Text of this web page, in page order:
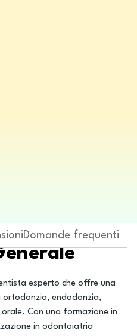
Domande frequenti
esperto che offre una
ortodonzia, endodonzia,
Con una formazione in
in odontoiatria